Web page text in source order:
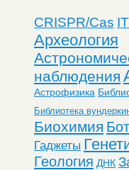
CRISPR/Cas IT
Археология
наблюдения
Астрофизика
Библиотека
Биохимия
Гаджеты
Геология ДНК